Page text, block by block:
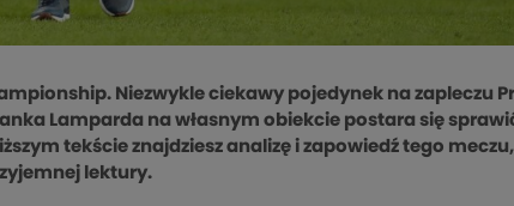
Niezwykle ciekawy pojedynek na zapleczu
Lamparda na własnym obiekcie postara się
tekście znajdziesz analizę i zapowiedź tego
lektury.